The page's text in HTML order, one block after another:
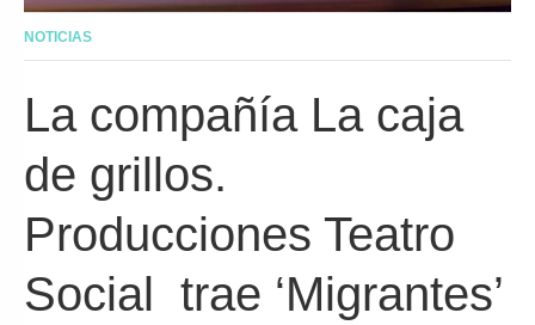
NOTICIAS
La compañía La caja
de grillos.
Producciones Teatro
Social trae ‘Migrantes’